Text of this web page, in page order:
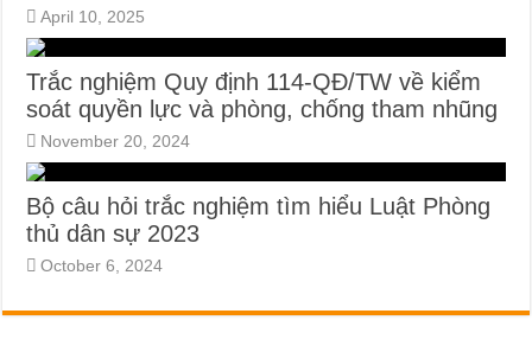
April 10, 2025
Trắc nghiệm Quy định 114-QĐ/TW về kiểm
soát quyền lực và phòng, chống tham nhũng
November 20, 2024
Bộ câu hỏi trắc nghiệm tìm hiểu Luật Phòng
thủ dân sự 2023
October 6, 2024